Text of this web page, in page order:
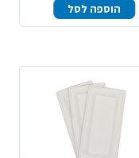
הוספה לסל